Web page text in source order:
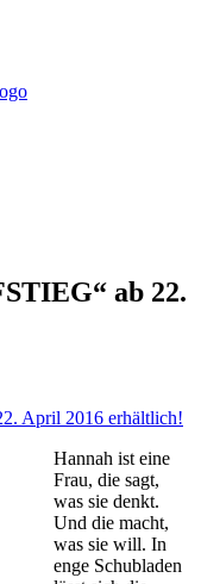
ab 22.
Hannah ist eine
Frau, die sagt,
was sie denkt.
Und die macht,
was sie will. In
enge Schubladen